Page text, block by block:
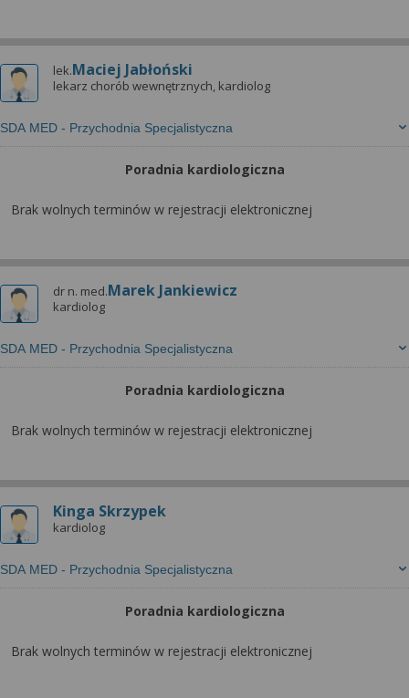
lek.Maciej Jabłoński
lekarz chorób wewnętrznych, kardiolog
SDA MED - Przychodnia Specjalistyczna
Poradnia kardiologiczna
Brak wolnych terminów w rejestracji elektronicznej
dr n. med.Marek Jankiewicz
kardiolog
SDA MED - Przychodnia Specjalistyczna
Poradnia kardiologiczna
Brak wolnych terminów w rejestracji elektronicznej
Kinga Skrzypek
kardiolog
SDA MED - Przychodnia Specjalistyczna
Poradnia kardiologiczna
Brak wolnych terminów w rejestracji elektronicznej